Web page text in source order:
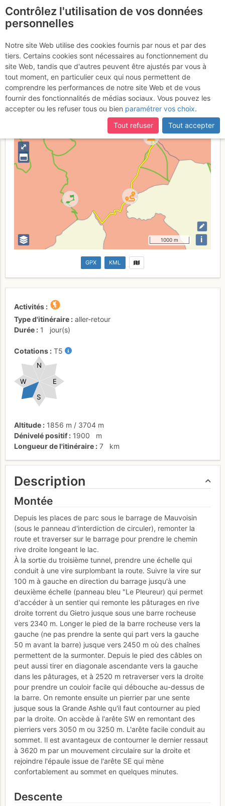
Le Pleureur : Par la
Grande Ashle
Suisse Valais Valais W - Alpes Pennines W
⤢
1000 m i
GPX KML
Activités
Type d'itinéraire
aller-retour
Durée
1 jour(s)
Cotations T5
E
W
S
N
Altitude 1856 m / 3704 m
Dénivelé positif
1900
m
Longueur de l'itinéraire
7 km
Description
Montée
Depuis les places de parc sous le barrage de Mauvoisin
(sous le panneau d'interdiction de circuler), remonter la
route et traverser sur le barrage pour prendre le chemin
rive droite longeant le lac.
À la sortie du troisième tunnel, prendre une échelle qui
conduit à une vire surplombant la route. Suivre la vire sur
100 m à gauche en direction du barrage jusqu'à une
deuxième échelle (panneau bleu "Le Pleureur) qui permet
d'accéder à un sentier qui remonte les pâturages en rive
droite torrent du Gietro jusque sous une barre rocheuse
vers 2340 m. Longer le pied de la barre rocheuse vers la
gauche (ne pas prendre la sente qui part vers la gauche
50 m avant la barre) jusque vers 2450 m où des chaînes
permettent de la surmonter. Depuis le pied des câbles on
peut aussi tirer en diagonale ascendante vers la gauche
dans les pâturages, et à 2520 m retraverser vers la droite
pour prendre un couloir facile qui débouche au-dessus de
la barre. On remonte ensuite un pierrier par une sente
jusque sous la Grande Ashle qu'il faut contourner au pied
par la droite. On accède à l'arête SW en remontant des
pierriers vers 3050 m ou 3250 m. L'arête facile conduit au
sommet. Il est avantageux de contourner le dernier ressaut
à 3620 m par un mouvement circulaire sur la droite et
rejoindre l'épaule issue de l'arête SE qui mène
confortablement au sommet en quelques minutes.
Descente
Contrôlez l'utilisation de vos données
personnelles
Notre site Web utilise des cookies fournis par nous et par des
tiers. Certains cookies sont nécessaires au fonctionnement du
site Web, tandis que d'autres peuvent être ajustés par vous à
tout moment, en particulier ceux qui nous permettent de
comprendre les performances de notre site Web et de vous
fournir des fonctionnalités de médias sociaux. Vous pouvez les
accepter ou les refuser tous ou bien paramétrer vos choix.
Tout refuser
Tout accepter